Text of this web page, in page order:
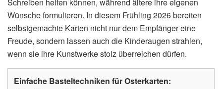
Schreiben helfen können, während ältere ihre eigenen
Wünsche formulieren. In diesem Frühling 2026 bereiten
selbstgemachte Karten nicht nur dem Empfänger eine
Freude, sondern lassen auch die Kinderaugen strahlen,
wenn sie ihre Kunstwerke stolz überreichen dürfen.
Einfache Basteltechniken für Osterkarten: